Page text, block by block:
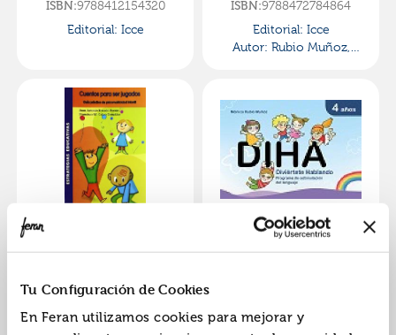
Tu Configuración de Cookies
En Feran utilizamos cookies para mejorar y
ISBN:9788412154320
Editorial: Icce
ISBN:9788472784864
Editorial: Icce
Autor: Rubio Muñoz,
psicomotricidad
infantil
ISBN: 9788472783584
Autor:Rosado Recero,
Diha. 4 años
Autor:Rubio Muñoz,